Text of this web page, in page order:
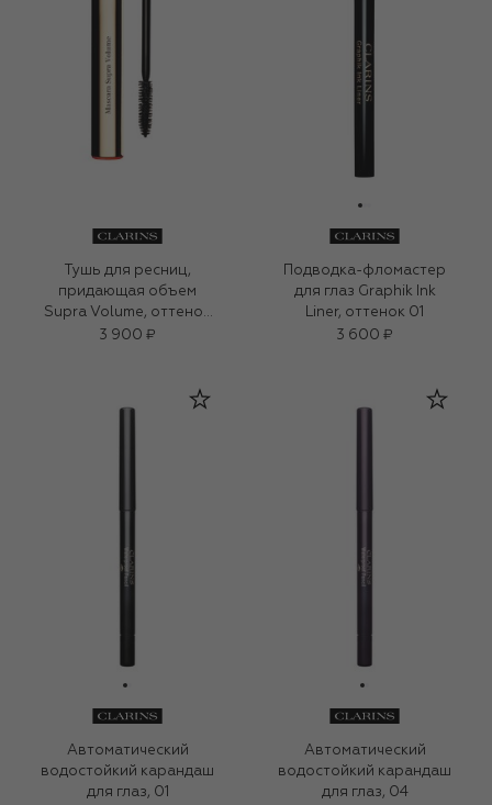
Тушь для ресниц,
придающая объем
Supra Volume, оттенок
01
3 900 ₽
Подводка-фломастер
для глаз Graphik Ink
Liner, оттенок 01
3 600 ₽
Автоматический
водостойкий карандаш
для глаз, 01
Автоматический
водостойкий карандаш
для глаз, 04